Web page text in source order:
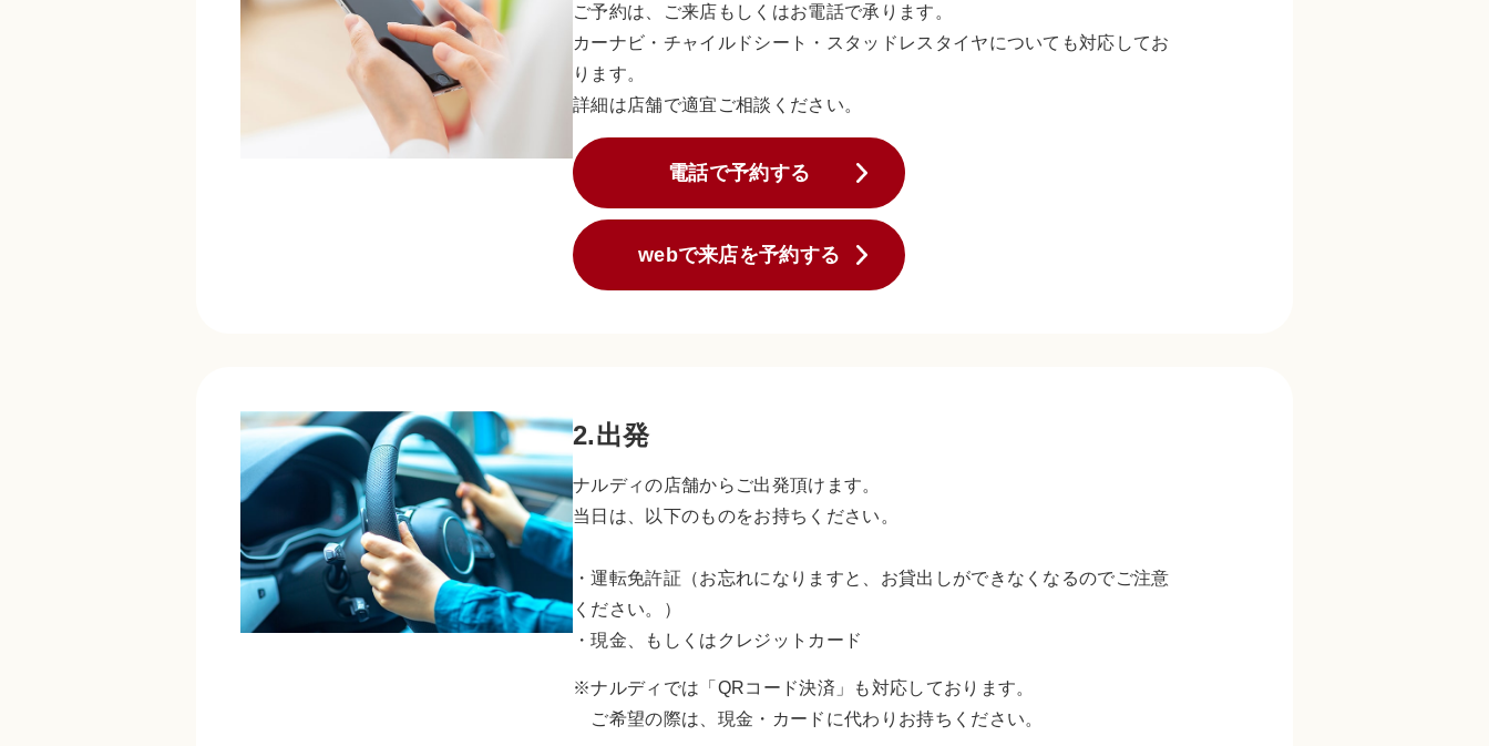
ご予約は、ご来店もしくはお電話で承ります。
カーナビ・チャイルドシート・スタッドレスタイヤについても対応してお
ります。
詳細は店舗で適宜ご相談ください。
電話で予約する
webで来店を予約する
2.出発
ナルディの店舗からご出発頂けます。
当日は、以下のものをお持ちください。
・運転免許証（お忘れになりますと、お貸出しができなくなるのでご注意
ください。）
・現金、もしくはクレジットカード
※ナルディでは「QRコード決済」も対応しております。
ご希望の際は、現金・カードに代わりお持ちください。